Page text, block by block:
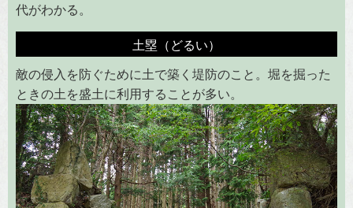
代がわかる。
土塁（どるい）
敵の侵入を防ぐために土で築く堤防のこと。堀を掘った
ときの土を盛土に利用することが多い。